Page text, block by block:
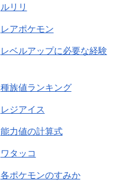
ルリリ
レアポケモン
レベルアップに必要な経験
種族値ランキング
レジアイス
能力値の計算式
ワタッコ
各ポケモンのすみか